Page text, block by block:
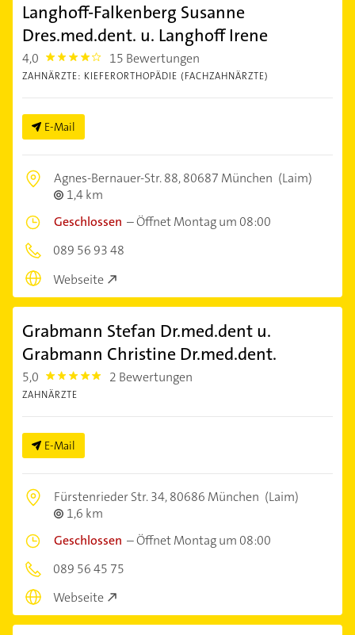
Langhoff-Falkenberg Susanne
Dres.med.dent. u. Langhoff Irene
4,0 4.0 15 Bewertungen
ZAHNÄRZTE: KIEFERORTHOPÄDIE (FACHZAHNÄRZTE)
E-Mail
Agnes-Bernauer-Str. 88,80687 München (Laim)
1,4 km
Geschlossen –Öffnet Montag um 08:00
089 56 93 48
Webseite
Grabmann Stefan Dr.med.dent u.
Grabmann Christine Dr.med.dent.
5,0 5.0 2 Bewertungen
ZAHNÄRZTE
E-Mail
Fürstenrieder Str. 34,80686 München (Laim)
1,6 km
Geschlossen –Öffnet Montag um 08:00
089 56 45 75
Webseite